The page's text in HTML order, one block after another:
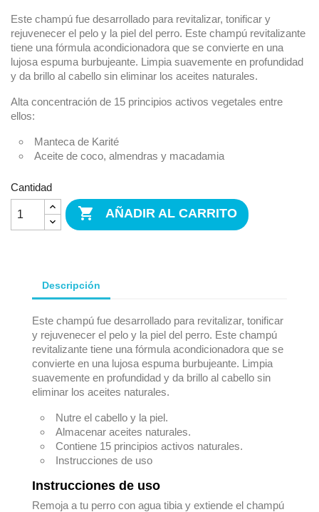
Este champú fue desarrollado para revitalizar, tonificar y
rejuvenecer el pelo y la piel del perro. Este champú revitalizante
tiene una fórmula acondicionadora que se convierte en una
lujosa espuma burbujeante. Limpia suavemente en profundidad
y da brillo al cabello sin eliminar los aceites naturales.
Alta concentración de 15 principios activos vegetales entre
ellos:
Manteca de Karité
Aceite de coco, almendras y macadamia
Cantidad
 AÑADIR AL CARRITO
Descripción
Este champú fue desarrollado para revitalizar, tonificar
y rejuvenecer el pelo y la piel del perro. Este champú
revitalizante tiene una fórmula acondicionadora que se
convierte en una lujosa espuma burbujeante. Limpia
suavemente en profundidad y da brillo al cabello sin
eliminar los aceites naturales.
Nutre el cabello y la piel.
Almacenar aceites naturales.
Contiene 15 principios activos naturales.
Instrucciones de uso
Instrucciones de uso
Remoja a tu perro con agua tibia y extiende el champú